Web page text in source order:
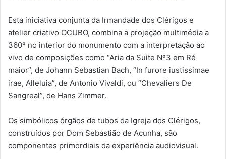
Esta iniciativa conjunta da Irmandade dos Clérigos e
atelier criativo OCUBO, combina a projeção multimédia a
360º no interior do monumento com a interpretação ao
vivo de composições como “Aria da Suite Nº3 em Ré
maior”, de Johann Sebastian Bach, “In furore iustissimae
irae, Alleluia”, de Antonio Vivaldi, ou “Chevaliers De
Sangreal”, de Hans Zimmer.
Os simbólicos órgãos de tubos da Igreja dos Clérigos,
construídos por Dom Sebastião de Acunha, são
componentes primordiais da experiência audiovisual.